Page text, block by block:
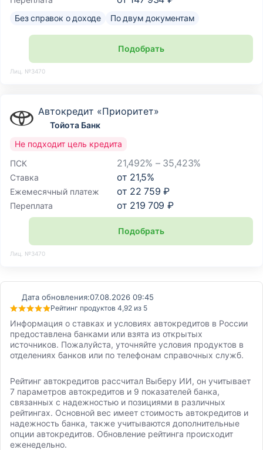
Без справок о доходе По двум документам
Подобрать
Лиц. №3470
Автокредит «Приоритет»
Тойота Банк
ПСК 21,492% – 35,423%
Ставка от 21,5%
Ежемесячный платеж от 22 759 ₽
Переплата от 219 709 ₽
Не подходит цель кредита
Подобрать
Лиц. №3470
Дата обновления:07.08.2026 09:45
Рейтинг продуктов 4,92 из 5
Информация о ставках и условиях автокредитов в России
предоставлена банками или взята из открытых
источников. Пожалуйста, уточняйте условия продуктов в
отделениях банков или по телефонам справочных служб.
Рейтинг автокредитов рассчитал Выберу ИИ, он учитывает
7 параметров автокредитов и 9 показателей банка,
связанных с надежностью и позициями в различных
рейтингах. Основной вес имеет стоимость автокредитов и
надежность банка, также учитываются дополнительные
опции автокредитов. Обновление рейтинга происходит
еженедельно.